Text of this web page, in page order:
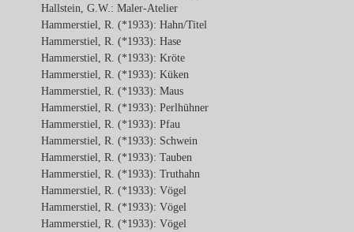
Hallstein, G.W.: Maler-Atelier
Hammerstiel, R. (*1933): Hahn/Titel
Hammerstiel, R. (*1933): Hase
Hammerstiel, R. (*1933): Kröte
Hammerstiel, R. (*1933): Küken
Hammerstiel, R. (*1933): Maus
Hammerstiel, R. (*1933): Perlhühner
Hammerstiel, R. (*1933): Pfau
Hammerstiel, R. (*1933): Schwein
Hammerstiel, R. (*1933): Tauben
Hammerstiel, R. (*1933): Truthahn
Hammerstiel, R. (*1933): Vögel
Hammerstiel, R. (*1933): Vögel
Hammerstiel, R. (*1933): Vögel